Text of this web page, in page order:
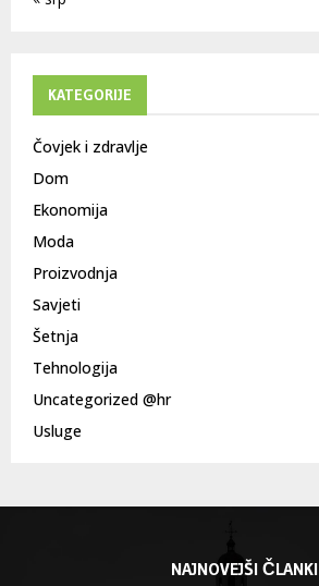
KATEGORIJE
Čovjek i zdravlje
Dom
Ekonomija
Moda
Proizvodnja
Savjeti
Šetnja
Tehnologija
Uncategorized @hr
Usluge
NAJNOVEJŠI ČLANKI